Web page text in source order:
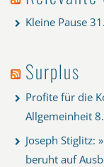
Kleine Pause
Surplus
Profite für die
Allgemeinheit
Joseph Stiglitz:
beruht auf